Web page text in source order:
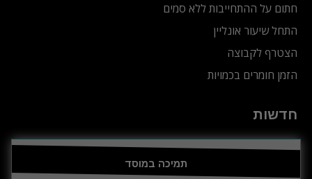
חתום על ההתחייבות ללא סמים
התחל שיעור אונליין
הצטרף לקבוצה
הזמן חומרים בכמויות
חדשות
תמיכה במוסד